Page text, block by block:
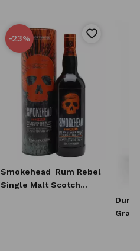
-23%
Smokehead
Rum Rebel
Single Malt Scotch
Grain